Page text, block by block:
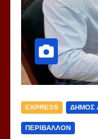
EXPRESS ΔΗΜΟΣ
ΠΕΡΙΒΑΛΛΟΝ